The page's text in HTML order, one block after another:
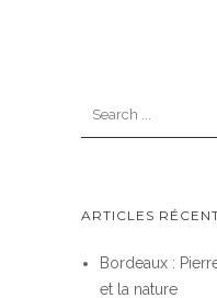
ARTICLES
Bordeaux :
et la nature